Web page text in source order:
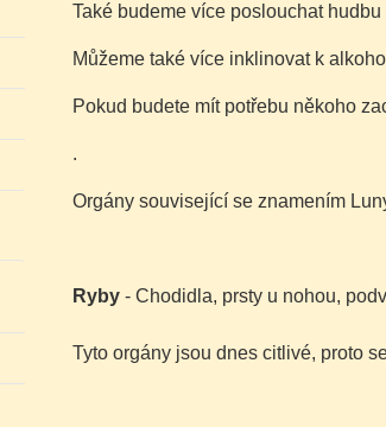
Také budeme více poslouchat
Můžeme také více inklinovat k
Pokud budete mít potřebu někoho
.
Orgány související se znamením
Ryby- Chodidla, prsty u nohou,
Tyto orgány jsou dnes citlivé, proto